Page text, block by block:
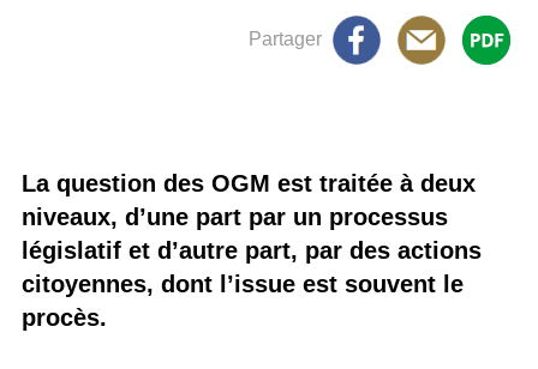
Partager
La question des OGM est traitée à deux
niveaux, d’une part par un processus
législatif et d’autre part, par des actions
citoyennes, dont l’issue est souvent le
procès.